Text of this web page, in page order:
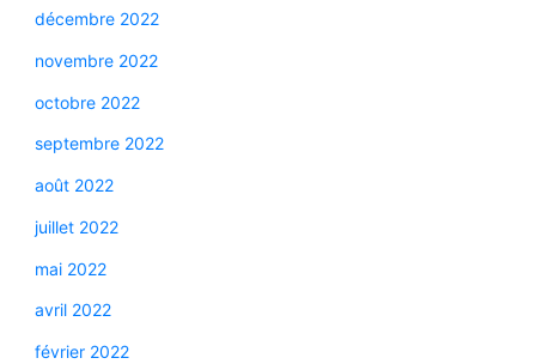
décembre 2022
novembre 2022
octobre 2022
septembre 2022
août 2022
juillet 2022
mai 2022
avril 2022
février 2022